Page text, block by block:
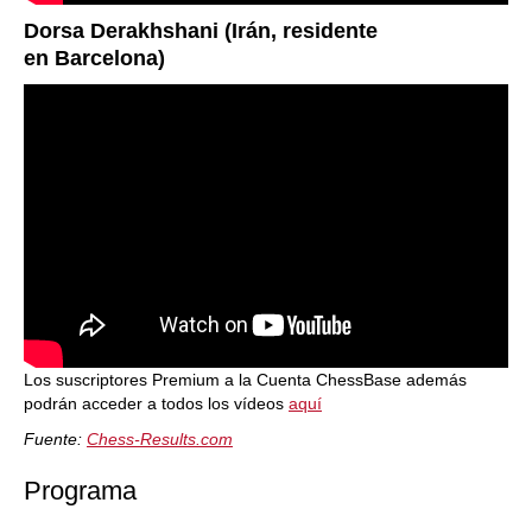
Dorsa Derakhshani (Irán, residente
en Barcelona)
Los suscriptores Premium a la Cuenta ChessBase además
podrán acceder a todos los vídeos aquí
Fuente: Chess-Results.com
Programa